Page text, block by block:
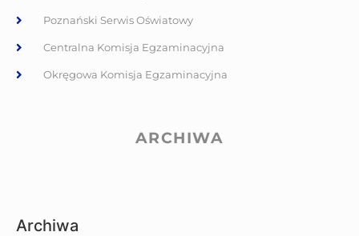
Poznański Serwis Oświatowy
Centralna Komisja Egzaminacyjna
Okręgowa Komisja Egzaminacyjna
ARCHIWA
Archiwa